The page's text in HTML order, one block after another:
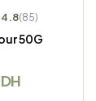
4.8(85)
50G
DH